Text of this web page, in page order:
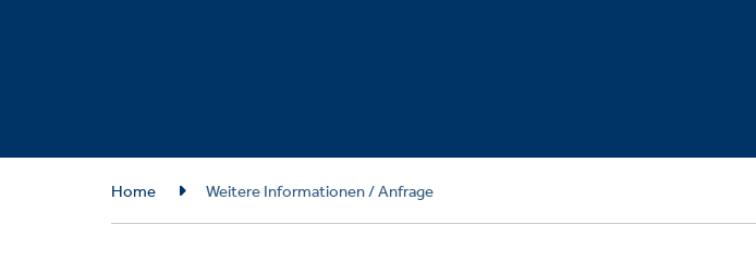
Breadcrumb
Home Weitere Informationen / Anfrage